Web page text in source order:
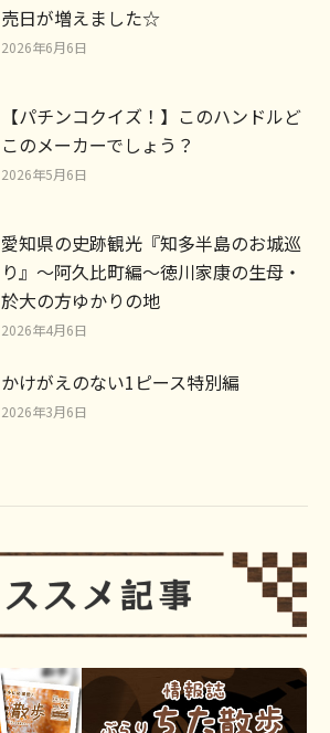
売日が増えました☆
2026年6月6日
【パチンコクイズ！】このハンドルど
このメーカーでしょう？
2026年5月6日
愛知県の史跡観光『知多半島のお城巡
り』～阿久比町編～徳川家康の生母・
於大の方ゆかりの地
2026年4月6日
かけがえのない1ピース特別編
2026年3月6日